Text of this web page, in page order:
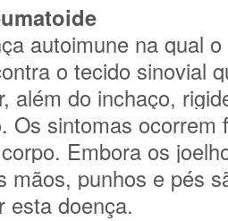
autoimune na qual
o tecido sinovial
além do inchaço,
Os sintomas
Embora os
mãos, punhos e pés
esta doença.